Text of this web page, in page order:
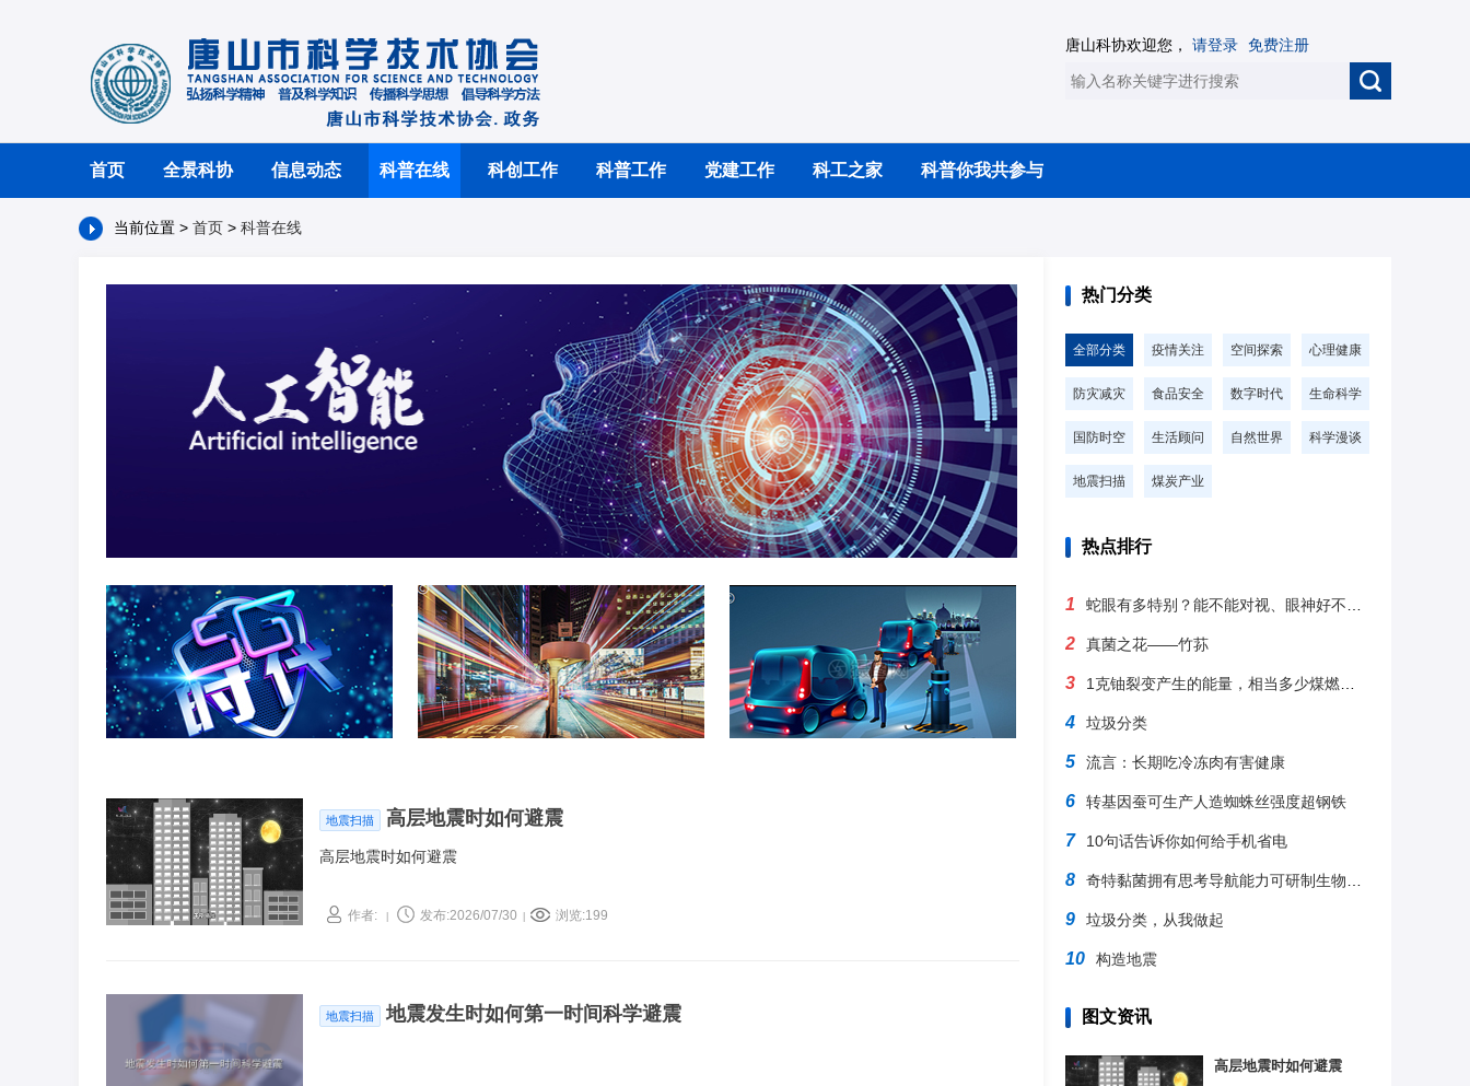
唐山科协欢迎您， 请登录 免费注册
首页 全景科协 信息动态 科普在线 科创工作 科普工作 党建工作 科工之家 科普你我共参与
当前位置 > 首页 > 科普在线
地震扫描 高层地震时如何避震
高层地震时如何避震
作者: 发布:2026/07/30 浏览:199
地震扫描 地震发生时如何第一时间科学避震
热门分类
全部分类 疫情关注 空间探索 心理健康
防灾减灾 食品安全 数字时代 生命科学
国防时空 生活顾问 自然世界 科学漫谈
地震扫描 煤炭产业
热点排行
1 蛇眼有多特别？能不能对视、眼神好不好？
2 真菌之花——竹荪
3 1克铀裂变产生的能量，相当多少煤燃烧？为啥有这么大能量？
4 垃圾分类
5 流言：长期吃冷冻肉有害健康
6 转基因蚕可生产人造蜘蛛丝强度超钢铁
7 10句话告诉你如何给手机省电
8 奇特黏菌拥有思考导航能力可研制生物计算机
9 垃圾分类，从我做起
10 构造地震
图文资讯
高层地震时如何避震